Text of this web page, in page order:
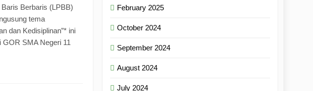
Berbaris (LPBB)
tema
dan Kedisiplinan”* ini
SMA Negeri 11
February 2025
October 2024
September 2024
August 2024
July 2024